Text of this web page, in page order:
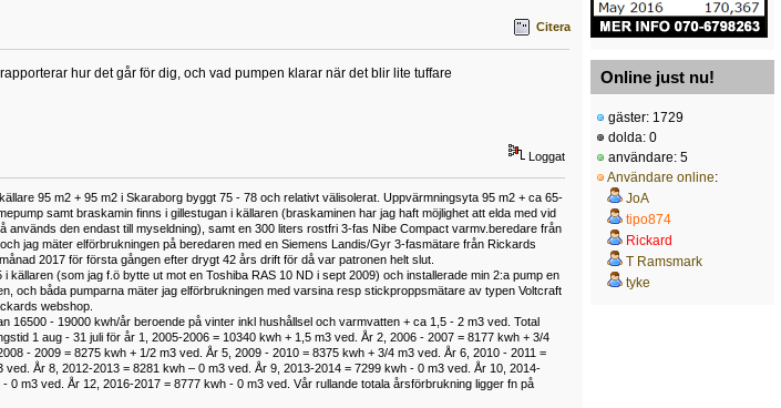
Citera
hur det går för dig, och vad pumpen klarar när det blir lite tuffare
Loggat
95 m2 + 95 m2 i Skaraborg byggt 75 - 78 och relativt välisolerat. Uppvärmningsyta 95 m2 + ca 65-
samt braskamin finns i gillestugan i källaren (braskaminen har jag haft möjlighet att elda med vid
används den endast till myseldning), samt en 300 liters rostfri 3-fas Nibe Compact varmv.beredare från
jag mäter elförbrukningen på beredaren med en Siemens Landis/Gyr 3-fasmätare från Rickards
2017 för första gången efter drygt 42 års drift för då var patronen helt slut.
källaren (som jag f.ö bytte ut mot en Toshiba RAS 10 ND i sept 2009) och installerade min 2:a pump en
och båda pumparna mäter jag elförbrukningen med varsina resp stickproppsmätare av typen Voltcraft
webshop.
16500 - 19000 kwh/år beroende på vinter inkl hushållsel och varmvatten + ca 1,5 - 2 m3 ved. Total
1 aug - 31 juli för år 1, 2005-2006 = 10340 kwh + 1,5 m3 ved. År 2, 2006 - 2007 = 8177 kwh + 3/4
- 2009 = 8275 kwh + 1/2 m3 ved. År 5, 2009 - 2010 = 8375 kwh + 3/4 m3 ved. År 6, 2010 - 2011 =
År 8, 2012-2013 = 8281 kwh – 0 m3 ved. År 9, 2013-2014 = 7299 kwh - 0 m3 ved. År 10, 2014-
0 m3 ved. År 12, 2016-2017 = 8777 kwh - 0 m3 ved. Vår rullande totala årsförbrukning ligger fn på
Online just nu!
gäster: 1729
dolda: 0
användare: 5
Användare online:
JoA
tipo874
Rickard
T Ramsmark
tyke